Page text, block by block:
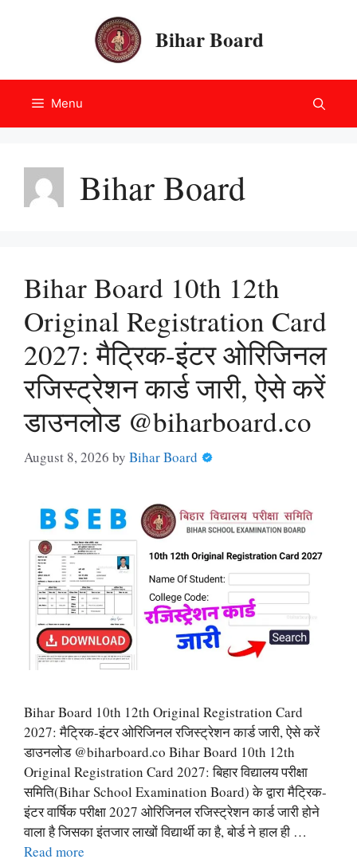
Bihar Board
Menu
Bihar Board
Bihar Board 10th 12th
Original Registration Card
2027: मैट्रिक-इंटर ओरिजिनल
रजिस्ट्रेशन कार्ड जारी, ऐसे करें
डाउनलोड @biharboard.co
August 8, 2026 by Bihar Board
Bihar Board 10th 12th Original Registration Card
2027: मैट्रिक-इंटर ओरिजिनल रजिस्ट्रेशन कार्ड जारी, ऐसे करें
डाउनलोड @biharboard.co Bihar Board 10th 12th
Original Registration Card 2027: बिहार विद्यालय परीक्षा
समिति(Bihar School Examination Board) के द्वारा मैट्रिक-
इंटर वार्षिक परीक्षा 2027 ओरिजिनल रजिस्ट्रेशन कार्ड जारी होने
वाला है जिसका इंतजार लाखों विद्यार्थी का है, बोर्ड ने हाल ही …
Read more